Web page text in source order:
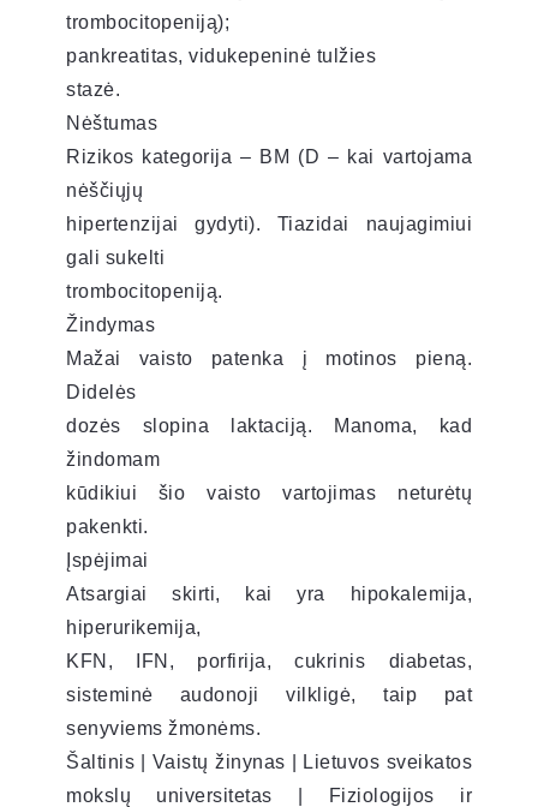
trombocitopeniją);
pankreatitas, vidukepeninė tulžies
stazė.
Nėštumas
Rizikos kategorija – BM (D – kai vartojama
nėščiųjų
hipertenzijai gydyti). Tiazidai naujagimiui
gali sukelti
trombocitopeniją.
Žindymas
Mažai vaisto patenka į motinos pieną.
Didelės
dozės slopina laktaciją. Manoma, kad
žindomam
kūdikiui šio vaisto vartojimas neturėtų
pakenkti.
Įspėjimai
Atsargiai skirti, kai yra hipokalemija,
hiperurikemija,
KFN, IFN, porfirija, cukrinis diabetas,
sisteminė audonoji vilkligė, taip pat
senyviems žmonėms.
Šaltinis | Vaistų žinynas | Lietuvos sveikatos
mokslų universitetas | Fiziologijos ir